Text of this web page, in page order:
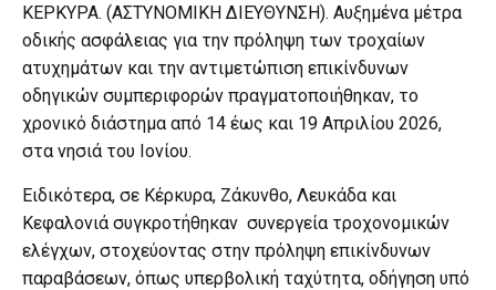
ΚΕΡΚΥΡΑ. (ΑΣΤΥΝΟΜΙΚΗ ΔΙΕΥΘΥΝΣΗ). Αυξημένα μέτρα
οδικής ασφάλειας για την πρόληψη των τροχαίων
ατυχημάτων και την αντιμετώπιση επικίνδυνων
οδηγικών συμπεριφορών πραγματοποιήθηκαν, το
χρονικό διάστημα από 14 έως και 19 Απριλίου 2026,
στα νησιά του Ιονίου.
Ειδικότερα, σε Κέρκυρα, Ζάκυνθο, Λευκάδα και
Κεφαλονιά συγκροτήθηκαν συνεργεία τροχονομικών
ελέγχων, στοχεύοντας στην πρόληψη επικίνδυνων
παραβάσεων, όπως υπερβολική ταχύτητα, οδήγηση υπό